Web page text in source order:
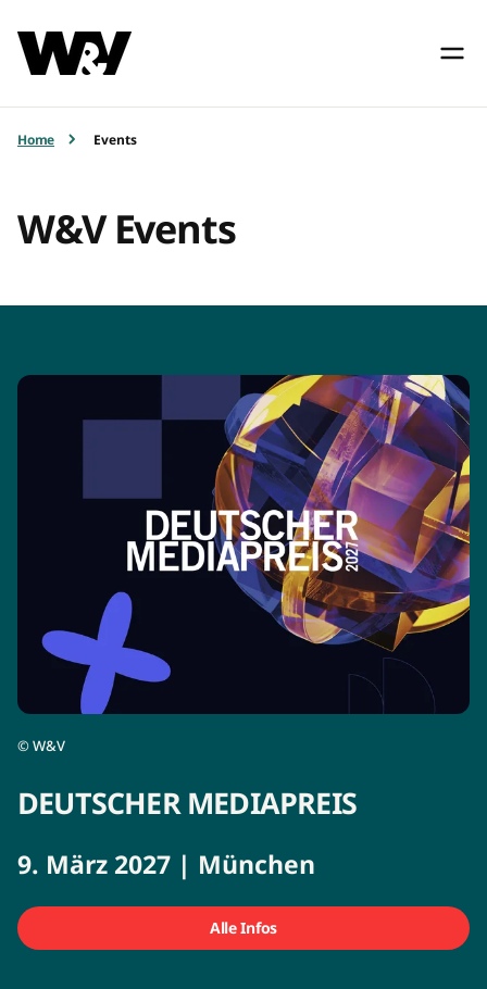
Home Events
W&V Events
©W&V
DEUTSCHER MEDIAPREIS
9. März 2027 | München
Alle Infos